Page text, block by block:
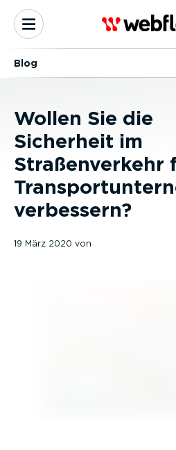
Blog
Wollen Sie die
Sicherheit im
Straßenverkehr
verbessern?
19 März 2020 von